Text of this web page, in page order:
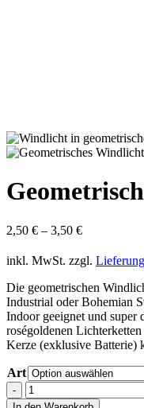
2,50 € – 3,50 €
inkl. MwSt. zzgl.
Die geometrischen
Industrial oder Bohemian
Indoor geeignet und super
roségoldenen
Kerze (exklusive Batterie)
Art
Geometrisches
Windlicht